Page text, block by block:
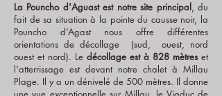
La Pouncho d'Aguast est notre site principal, du
fait de sa situation à la pointe du causse noir, la
Pouncho d’Agast nous offre différentes
orientations de décollage (sud, ouest, nord
ouest et nord). Le décollage est à 828 mètreset
l'atterrissage est devant notre chalet à Millau
Plage. Il y a un dénivelé de 500 mètres. Il donne